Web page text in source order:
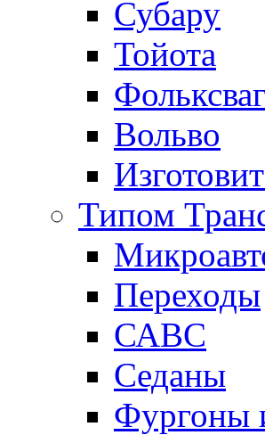
Субару
Тойота
Вольво
Типом
Переходы
САВС
Седаны
Фургоны